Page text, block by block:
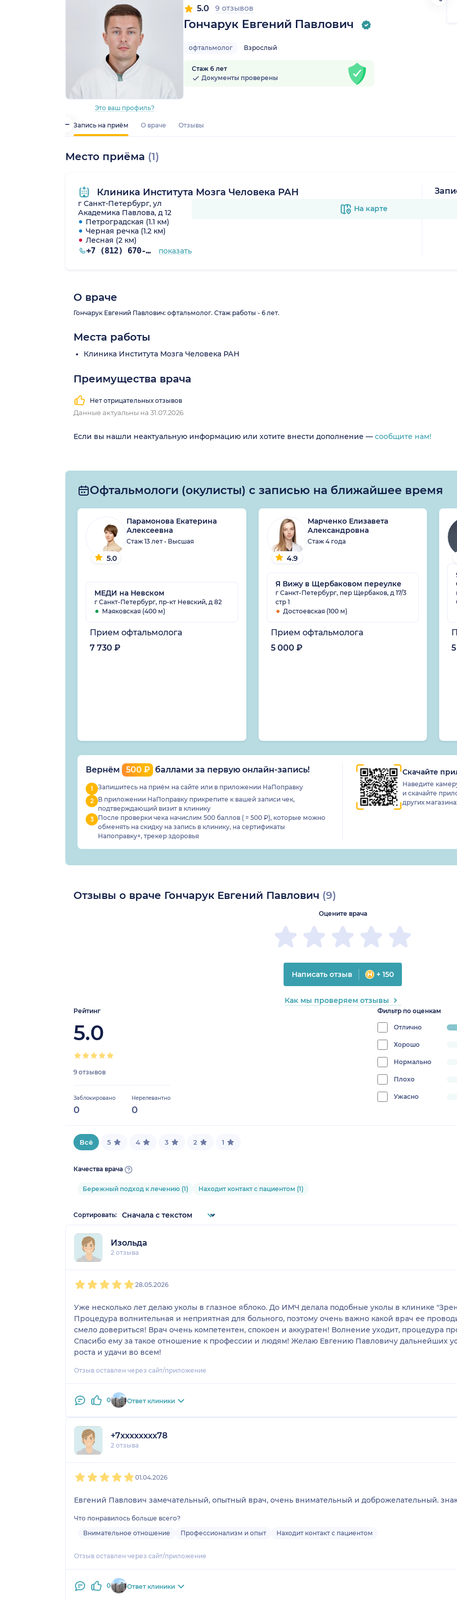
Это ваш профиль?
Гончарук Евгений Павлович
5.0 9 отзывов
офтальмолог Взрослый
Стаж 6 лет
Документы проверены
Запись на приём О враче Отзывы
Место приёма (1)
Клиника Института Мозга Человека РАН
г Санкт-Петербург, ул
Академика Павлова, д 12
Петроградская (1.1 км)
Черная речка (1.2 км)
Лесная (2 км)
+7 (812) 670-76-75 показать
На карте В
О враче
Гончарук Евгений Павлович: офтальмолог. Стаж работы - 6 лет.
Места работы
Клиника Института Мозга Человека РАН
Преимущества врача
Нет отрицательных отзывов
Данные актуальны на 31.07.2026
Если вы нашли неактуальную информацию или хотите внести дополнение — сообщите нам!
Офтальмологи (окулисты) с записью на ближайшее время
5.0
Парамонова Екатерина
Алексеевна
Стаж 13 лет • Высшая
МЕДИ на Невском
г Санкт-Петербург, пр-кт Невский, д 82
Маяковская (400 м)
Прием офтальмолога
7 730 ₽
4.9
Марченко Елизавета
Александровна
Стаж 4 года
Я Вижу в Щербаковом переулке
г Санкт-Петербург, пер Щербаков, д 17/3
стр 1
Достоевская (100 м)
Прием офтальмолога
5 000 ₽
Вернём 500 ₽ баллами за первую онлайн-запись!
Запишитесь на приём на сайте или в приложении НаПоправку
В приложении НаПоправку прикрепите к вашей записи чек,
подтверждающий визит в клинику
После проверки чека начислим 500 баллов ( = 500 ₽), которые можно
обменять на скидку на запись в клинику, на сертификаты
Напоправку+, трекер здоровья
Скачайте
Наведите
и скачайте
других
Отзывы о враче Гончарук Евгений Павлович (9)
Рейтинг
5.0
9 отзывов
Заблокировано
0
Нерелевантно
0
Фильтр по оценкам
Отлично
Хорошо
Нормально
Плохо
Ужасно
Оцените врача
Написать отзыв + 150
Как мы проверяем отзывы
Всё 5 4 3 2 1
Качества врача
Бережный подход к лечению (1) Находит контакт с пациентом (1)
Сортировать:
Изольда
2 отзыва
28.05.2026
Уже несколько лет делаю уколы в глазное яблоко. До ИМЧ делала подобные уколы в клинике
Процедура волнительная и неприятная для больного, поэтому очень важно какой врач ее
смело довериться! Врач очень компетентен, спокоен и аккуратен! Волнение уходит, процедура
Спасибо ему за такое отношение к профессии и людям! Желаю Евгению Павловичу дальнейших
роста и удачи во всем!
Отзыв оставлен через сайт/приложение
0 Ответ клиники
+7xxxxxxxx78
2 отзыва
01.04.2026
Евгений Павлович замечательный, опытный врач, очень внимательный и доброжелательный.
Что понравилось больше всего?
Внимательное отношение
Профессионализм и опыт Находит контакт с пациентом
Отзыв оставлен через сайт/приложение
0 Ответ клиники